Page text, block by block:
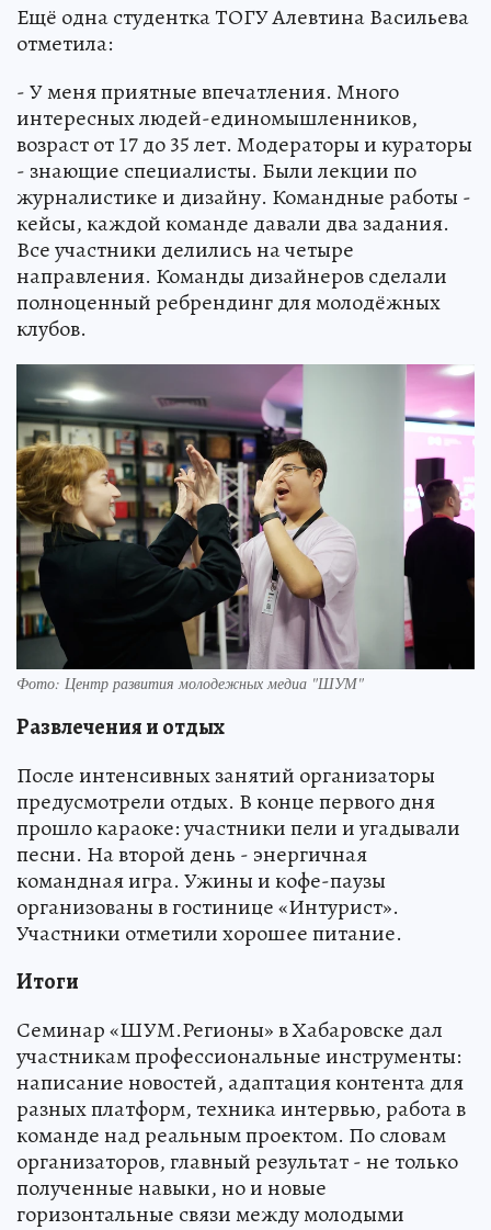
Ещё одна студентка ТОГУ Алевтина Васильева
отметила:
- У меня приятные впечатления. Много
интересных людей-единомышленников,
возраст от 17 до 35 лет. Модераторы и кураторы
- знающие специалисты. Были лекции по
журналистике и дизайну. Командные работы -
кейсы, каждой команде давали два задания.
Все участники делились на четыре
направления. Команды дизайнеров сделали
полноценный ребрендинг для молодёжных
клубов.
Фото: Центр развития молодежных медиа "ШУМ"
Развлечения и отдых
После интенсивных занятий организаторы
предусмотрели отдых. В конце первого дня
прошло караоке: участники пели и угадывали
песни. На второй день - энергичная
командная игра. Ужины и кофе-паузы
организованы в гостинице «Интурист».
Участники отметили хорошее питание.
Итоги
Семинар «ШУМ.Регионы» в Хабаровске дал
участникам профессиональные инструменты:
написание новостей, адаптация контента для
разных платформ, техника интервью, работа в
команде над реальным проектом. По словам
организаторов, главный результат - не только
полученные навыки, но и новые
горизонтальные связи между молодыми